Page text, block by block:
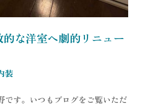
な洋室へ劇的リニュー
装
です。いつもブログをご覧いただ